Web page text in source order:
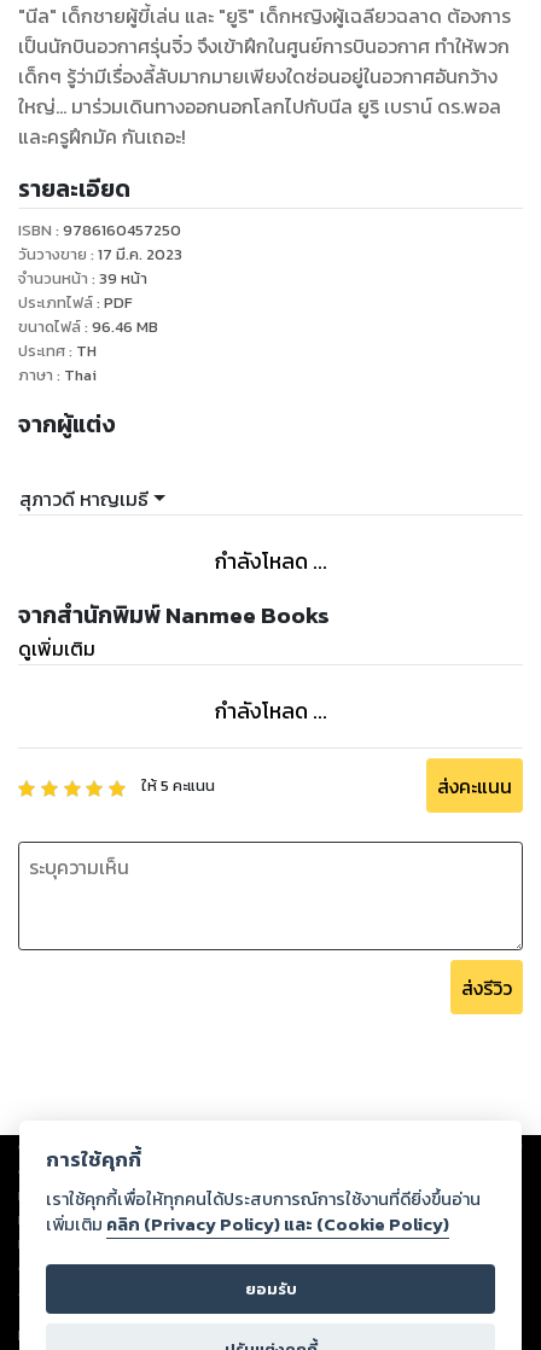
"นีล" เด็กชายผู้ขี้เล่น และ "ยูริ" เด็กหญิงผู้เฉลียวฉลาด ต้องการ
เป็นนักบินอวกาศรุ่นจิ๋ว จึงเข้าฝึกในศูนย์การบินอวกาศ ทำให้พวก
เด็กๆ รู้ว่ามีเรื่องลี้ลับมากมายเพียงใดซ่อนอยู่ในอวกาศอันกว้าง
ใหญ่... มาร่วมเดินทางออกนอกโลกไปกับนีล ยูริ เบราน์ ดร.พอล
และครูฝึกมัค กันเถอะ!
รายละเอียด
ISBN : 9786160457250
วันวางขาย : 17 มี.ค. 2023
จำนวนหน้า : 39 หน้า
ประเภทไฟล์: PDF
ขนาดไฟล์: 96.46 MB
ประเทศ: TH
ภาษา : Thai
จากผู้แต่ง
สุภาวดี หาญเมธี
กำลังโหลด ...
จากสำนักพิมพ์ Nanmee Books
ดูเพิ่มเติม
กำลังโหลด ...
ให้5 คะแนน ส่งคะแนน
ส่งรีวิว
Copyright © 2026
ต่อผลงานหรือเนื้อหาใดที่อัปโหลดผ่านเว็บไซต์และปรากฏว่าละเมิดสิทธิใน
ทรัพย์สินทางปัญญาของบุคคลอื่นหรือขัดต่อกฎหมายและศีลธรรม ดังนั้น ผู้อ่าน
ทุกท่านโปรดใช้วิจารณญาณในการกลั่นกรองด้วยตนเอง และหากท่านพบว่าส่วน
หนึ่งส่วนใดขัดต่อกฎหมายและศีลธรรม กรุณาแจ้งมายังบริษัท เพื่อทีมงานจะได้
ดำเนินการในทันที ทั้งนี้ ทางสตอรี่ล็อกขอสงวนลิขสิทธิ์ตามพระราชบัญญัติ
ลิขสิทธิ์ พ.ศ. 2537 (ฉบับล่าสุด)
For support: member@ookbee.com
การใช้คุกกี้
เราใช้คุกกี้เพื่อให้ทุกคนได้ประสบการณ์การใช้งานที่ดียิ่งขึ้นอ่าน
เพิ่มเติม คลิก (Privacy Policy) และ (Cookie Policy)
ยอมรับ